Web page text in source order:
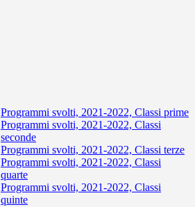
Programmi svolti, 2021-2022, Classi prime
Programmi svolti, 2021-2022, Classi
seconde
Programmi svolti, 2021-2022, Classi terze
Programmi svolti, 2021-2022, Classi
quarte
Programmi svolti, 2021-2022, Classi
quinte